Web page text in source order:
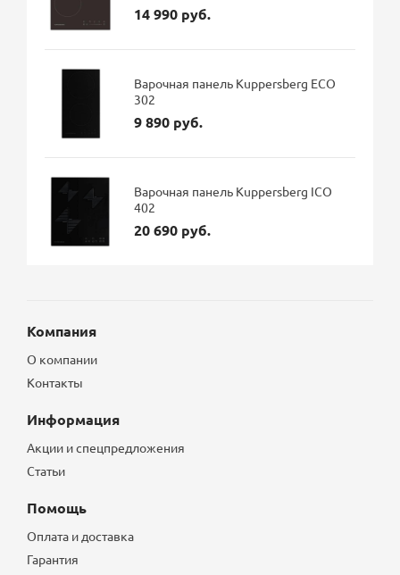
14 990 руб.
Варочная панель Kuppersberg ECO
302
9 890 руб.
Варочная панель Kuppersberg ICO
402
20 690 руб.
Компания
О компании
Контакты
Информация
Акции и спецпредложения
Статьи
Помощь
Оплата и доставка
Гарантия